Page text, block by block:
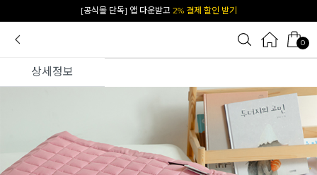
카카오 플친 추가하면1천원 즉시 할인 쿠폰
0
상세정보